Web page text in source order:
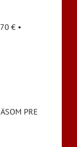
€ •
PRE